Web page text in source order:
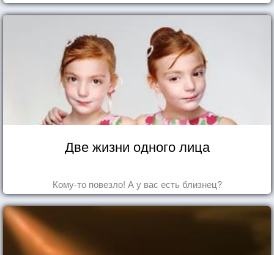
Две жизни одного лица
Кому-то повезло! А у вас есть близнец?